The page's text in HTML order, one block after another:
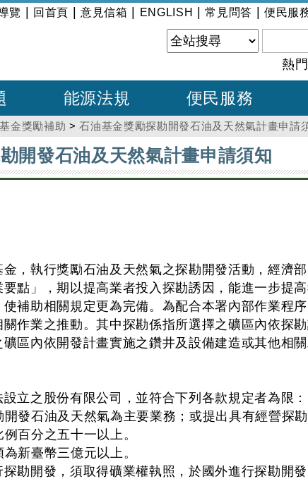
覽 回首頁 意見信箱 ENGLISH |常見問答 便民服
熱
能源法規 便民服務
金獎勵補助 >石油基金獎勵探勘開發石油及天然氣計畫申請
開發石油及天然氣計畫申請須知
，執行獎勵石油及天然氣之探勘開發活動，經濟
點」，期以提高業者投入探勘誘因，能進一步提
補助相關規定更為完備。為配合本署內部作業程
作業之推動。其中探勘係指所選擇之礦區內依探
區內依開發計畫實施之鑽井及設備建造或其他相關
立之股份有限公司，並符合下列各款規定者為限：
發石油及天然氣為主要業務；或提出具有經營探
百分之五十一以上。
新臺幣三億元以上。
勘開發，須取得礦業權執照，於國外進行探勘開